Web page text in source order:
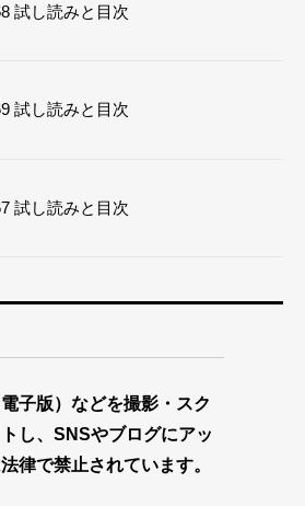
試し読みと目次
試し読みと目次
試し読みと目次
子版）などを撮影・スク
し、SNSやブログにアッ
律で禁止されています。